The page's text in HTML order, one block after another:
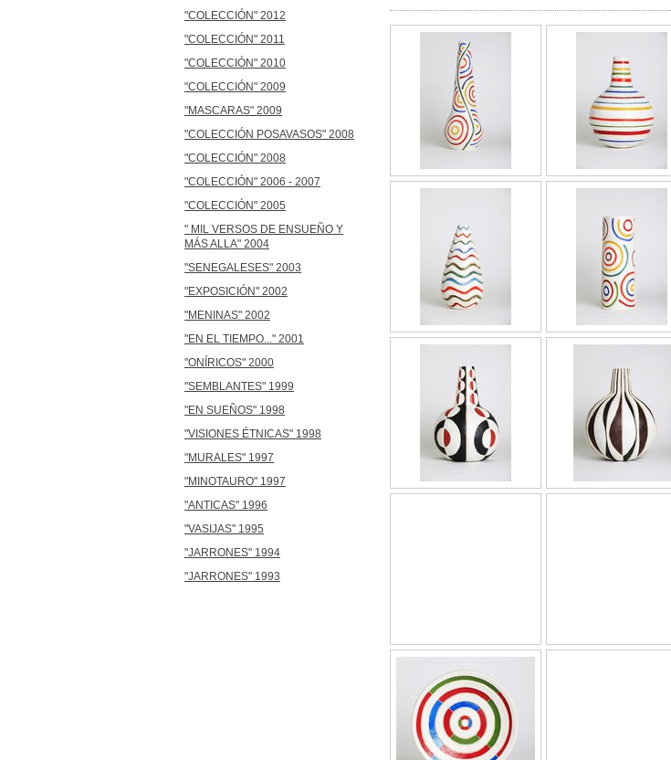
"COLECCIÓN" 2012
"COLECCIÓN" 2011
"COLECCIÓN" 2010
"COLECCIÓN" 2009
"MASCARAS" 2009
"COLECCIÓN POSAVASOS" 2008
"COLECCIÓN" 2008
"COLECCIÓN" 2006 - 2007
"COLECCIÓN" 2005
" MIL VERSOS DE ENSUEÑO Y
MÁS ALLA" 2004
"SENEGALESES" 2003
"EXPOSICIÓN" 2002
"MENINAS" 2002
"EN EL TIEMPO..." 2001
"ONÍRICOS" 2000
"SEMBLANTES" 1999
"EN SUEÑOS" 1998
"VISIONES ÉTNICAS" 1998
"MURALES" 1997
"MINOTAURO" 1997
"ANTICAS" 1996
"VASIJAS" 1995
"JARRONES" 1994
"JARRONES" 1993